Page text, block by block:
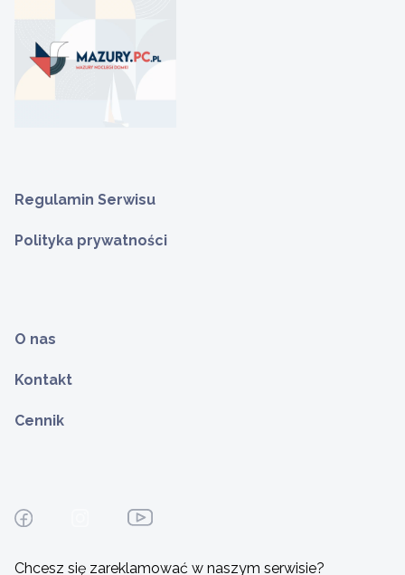
Regulamin Serwisu
Polityka prywatności
O nas
Kontakt
Cennik
Chcesz się zareklamować w naszym serwisie?